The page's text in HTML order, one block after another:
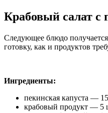
Крабовый салат с
Следующее блюдо
готовку, как и продуктов
Ингредиенты:
пекинская капуста —
крабовый продукт — 5